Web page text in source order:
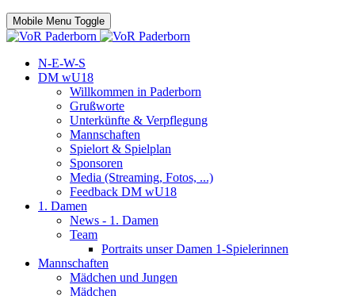
Mobile Menu Toggle
N-E-W-S
DM wU18
Willkommen in Paderborn
Grußworte
Unterkünfte & Verpflegung
Mannschaften
Spielort & Spielplan
Sponsoren
Media (Streaming, Fotos, ...)
Feedback DM wU18
1. Damen
News - 1. Damen
Team
Portraits unser Damen 1-Spielerinnen
Mannschaften
Mädchen und Jungen
Mädchen